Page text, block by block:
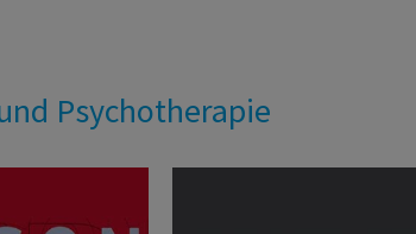
Psychotherapie